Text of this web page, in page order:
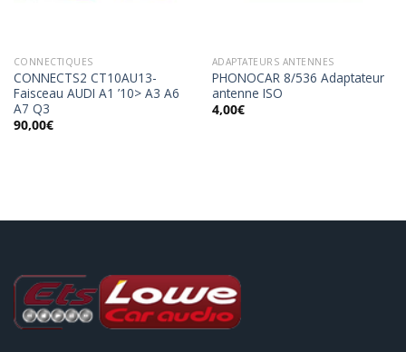
CONNECTIQUES
CONNECTS2 CT10AU13-
Faisceau AUDI A1 ’10> A3 A6
A7 Q3
90,00€
ADAPTATEURS ANTENNES
PHONOCAR 8/536 Adaptateur
antenne ISO
4,00€